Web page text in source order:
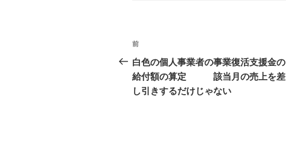
投
稿
ナ
前
の
投
稿
前
白色の個人事業者の事業復活支援金の
給付額の算定 該当月の売上を差
し引きするだけじゃない